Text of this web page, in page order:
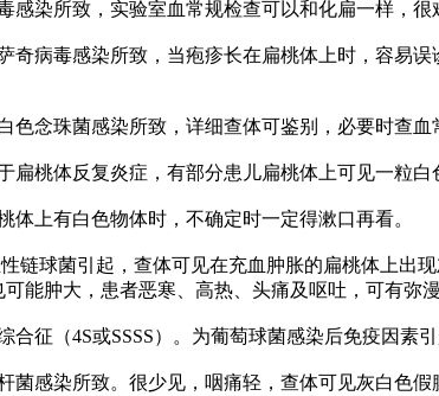
染所致，实验室血常规检查可以和化扁一样，很
病毒感染所致，当疱疹长在扁桃体上时，容易误
念珠菌感染所致，详细查体可鉴别，必要时查血
桃体反复炎症，有部分患儿扁桃体上可见一粒白
上有白色物体时，不确定时一定得漱口再看。
球菌引起，查体可见在充血肿胀的扁桃体上出现
能肿大，患者恶寒、高热、头痛及呕吐，可有弥
征（4S或SSSS）。为葡萄球菌感染后免疫因素
感染所致。很少见，咽痛轻，查体可见灰白色假